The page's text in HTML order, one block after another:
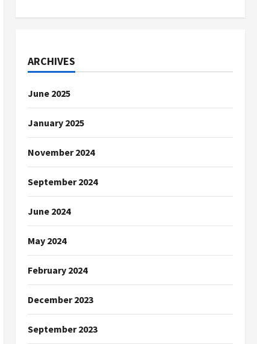
ARCHIVES
June 2025
January 2025
November 2024
September 2024
June 2024
May 2024
February 2024
December 2023
September 2023